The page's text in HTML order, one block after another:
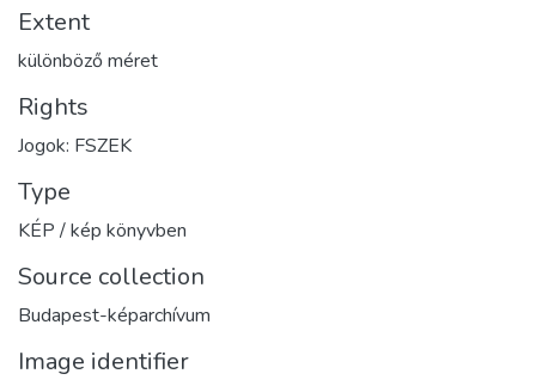
Extent
különböző méret
Rights
Jogok: FSZEK
Type
KÉP / kép könyvben
Source collection
Budapest-képarchívum
Image identifier